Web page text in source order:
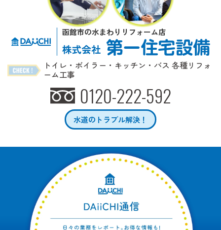
函館市の水まわりリフォーム店
トイレ・ボイラー・キッチン・バス 各種リフォ
ーム工事
0120-222-592
水道のトラブル解決！